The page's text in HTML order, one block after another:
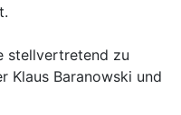
stellvertretend zu
Klaus Baranowski und